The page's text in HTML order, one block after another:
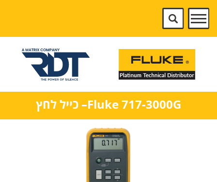
Fluke 717-3000G– כייל לחץ